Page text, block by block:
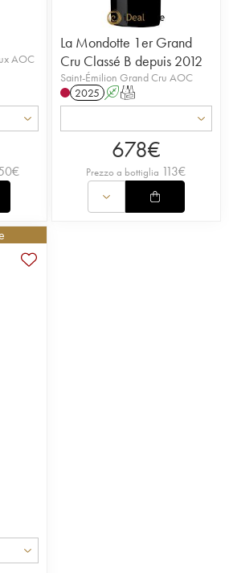
AOC
€
La Mondotte 1er Grand
Cru Classé B depuis 2012
Saint-Émilion Grand Cru AOC
2025 AT
678€
Prezzo a bottiglia 113€